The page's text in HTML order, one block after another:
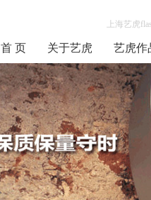
上海艺虎
首 页 关于艺虎 艺虎作